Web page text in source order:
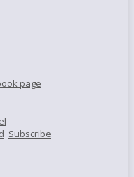
Subscribe